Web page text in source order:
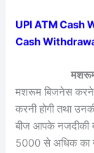
UPI ATM Cash
Cash Withdrawal
मशरूम बिजनेस करने
करनी होगी तथा
बीज आपके नजदीकी
5000 से अधिक का